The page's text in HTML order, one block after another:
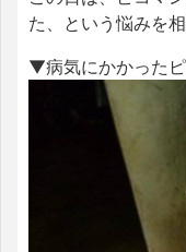
た、という悩みを
▼病気にかかった